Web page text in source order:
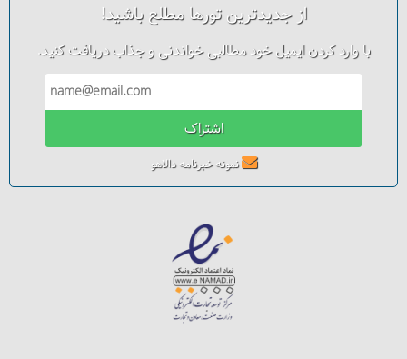
از جدیدترین تورها مطلع باشید!
با وارد کردن ایمیل خود مطالبی خواندنی و جذاب دریافت کنید.
اشتراک
نمونه خبرنامه دالاهو